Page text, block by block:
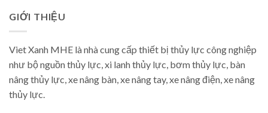
GIỚI THIỆU
Viet Xanh MHE là nhà cung cấp thiết bị thủy lực công nghiệp
như bộ nguồn thủy lực, xi lanh thủy lực, bơm thủy lực, bàn
nâng thủy lực, xe nâng bàn, xe nâng tay, xe nâng điện, xe nâng
thủy lực.